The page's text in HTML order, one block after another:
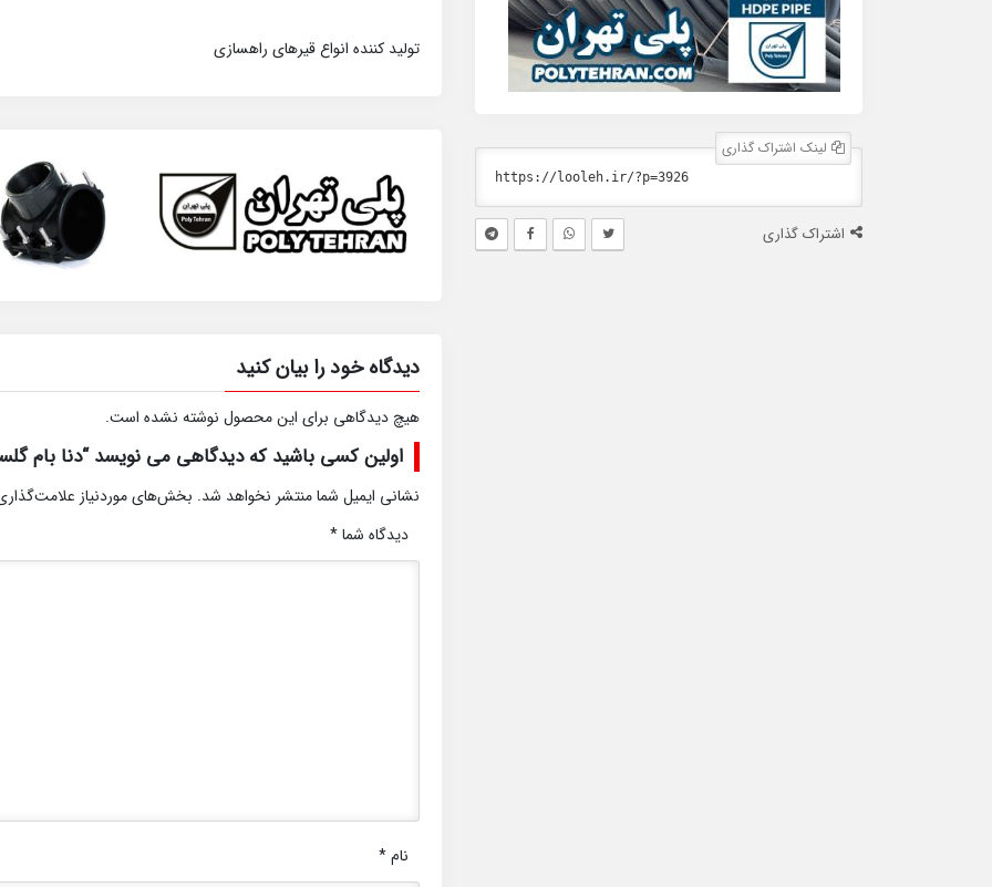
لینک اشتراک گذاری
اشتراک گذاری
تولید کننده انواع قیرهای راهسازی
دیدگاه خود را بیان کنید
هیچ دیدگاهی برای این محصول نوشته نشده است.
اولین کسی باشید که دیدگاهی می نویسد “دنا بام
نشانی ایمیل شما منتشر نخواهد شد. بخش‌های موردنیاز
دیدگاه شما*
نام*